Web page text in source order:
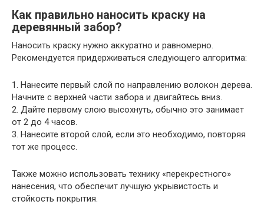
Как правильно наносить краску на
деревянный забор?
Наносить краску нужно аккуратно и равномерно.
Рекомендуется придерживаться следующего алгоритма:
1. Нанесите первый слой по направлению волокон дерева.
Начните с верхней части забора и двигайтесь вниз.
2. Дайте первому слою высохнуть, обычно это занимает
от 2 до 4 часов.
3. Нанесите второй слой, если это необходимо, повторяя
тот же процесс.
Также можно использовать технику «перекрестного»
нанесения, что обеспечит лучшую укрывистость и
стойкость покрытия.